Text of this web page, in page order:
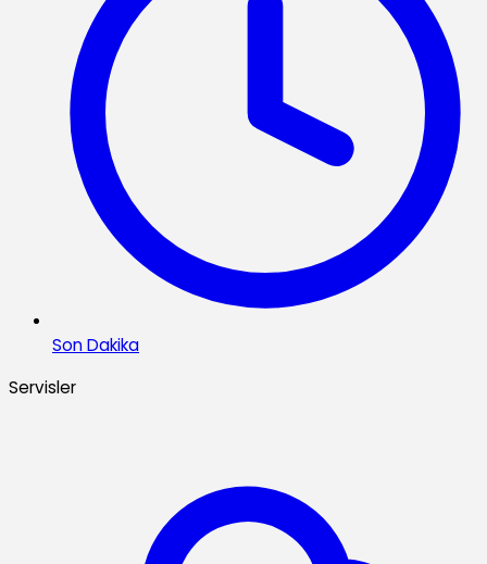
Son Dakika
Servisler